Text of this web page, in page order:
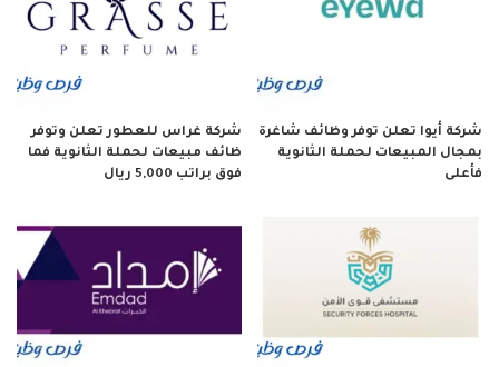
شركة أيوا تعلن توفر وظائف شاغرة
بمجال المبيعات لحملة الثانوية
فأعلى
شركة غراس للعطور تعلن وتوفر
ظائف مبيعات لحملة الثانوية فما
فوق براتب 5,000 ريال